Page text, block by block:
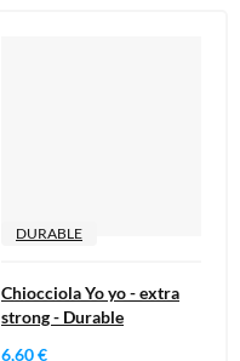
DURABLE
Chiocciola Yo yo - extra
strong - Durable
6,60 €